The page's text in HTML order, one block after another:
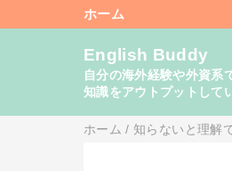
ホーム
English Buddy
自分の海外経験や外資
知識をアウトプットして
ホーム / 知らないと理解